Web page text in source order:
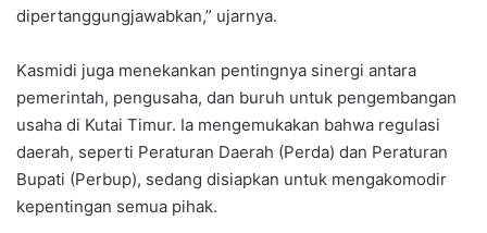
dipertanggungjawabkan,” ujarnya.
Kasmidi juga menekankan pentingnya sinergi antara
pemerintah, pengusaha, dan buruh untuk pengembangan
usaha di Kutai Timur. Ia mengemukakan bahwa regulasi
daerah, seperti Peraturan Daerah (Perda) dan Peraturan
Bupati (Perbup), sedang disiapkan untuk mengakomodir
kepentingan semua pihak.